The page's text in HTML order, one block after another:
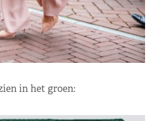
in het groen: